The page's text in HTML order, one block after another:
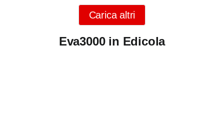
Carica altri
Eva3000 in Edicola